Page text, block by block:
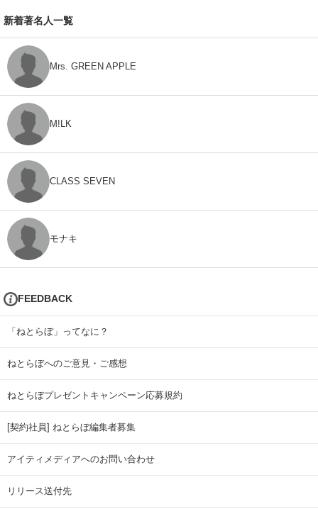
新着著名人一覧
Mrs. GREEN APPLE
M!LK
CLASS SEVEN
モナキ
FEEDBACK
「ねとらぼ」ってなに？
ねとらぼへのご意見・ご感想
ねとらぼプレゼントキャンペーン応募規約
[契約社員] ねとらぼ編集者募集
アイティメディアへのお問い合わせ
リリース送付先